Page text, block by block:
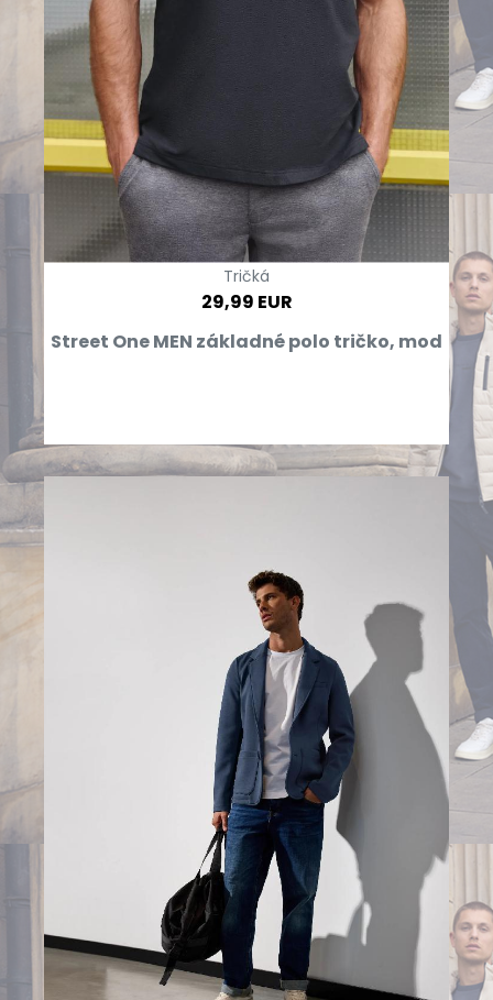
Tričká
29,99 EUR
Street One MEN základné polo tričko, mod